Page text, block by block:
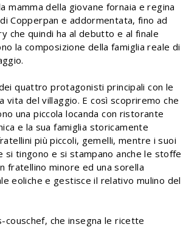
mamma della giovane fornaia e regina
Copperpan e addormentata, fino ad
che quindi ha al debutto e al finale
la composizione della famiglia reale di
quattro protagonisti principali con le
del villaggio. E così scopriremo che
una piccola locanda con ristorante
e la sua famiglia storicamente
più piccoli, gemelli, mentre i suoi
si tingono e si stampano anche le stoffe
fratellino minore ed una sorella
eoliche e gestisce il relativo mulino del
couschef, che insegna le ricette